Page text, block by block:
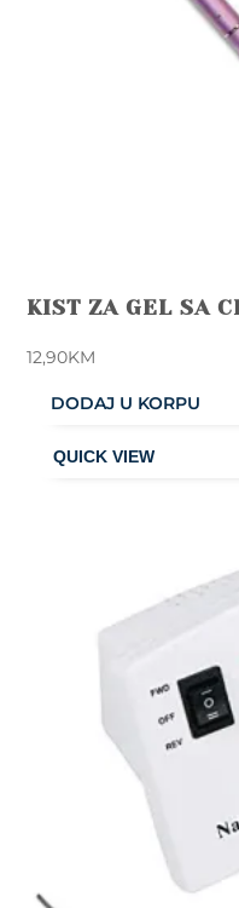
KIST ZA GEL SA
12,90KM
DODAJ U KORPU